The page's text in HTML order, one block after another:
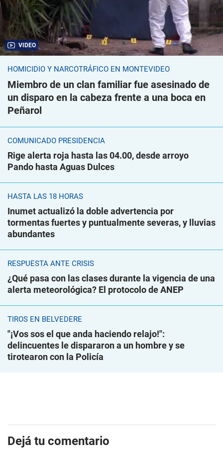
VIDEO
HOMICIDIO Y NARCOTRÁFICO EN MONTEVIDEO
Miembro de un clan familiar fue asesinado de
un disparo en la cabeza frente a una boca en
Peñarol
COMUNICADO PRESIDENCIA
Rige alerta roja hasta las 04.00, desde arroyo
Pando hasta Aguas Dulces
HASTA LAS 18 HORAS
Inumet actualizó la doble advertencia por
tormentas fuertes y puntualmente severas, y lluvias
abundantes
RESPUESTA ANTE CRISIS
¿Qué pasa con las clases durante la vigencia de una
alerta meteorológica? El protocolo de ANEP
TIROS EN BELVEDERE
"¡Vos sos el que anda haciendo relajo!":
delincuentes le dispararon a un hombre y se
tirotearon con la Policía
Dejá tu comentario